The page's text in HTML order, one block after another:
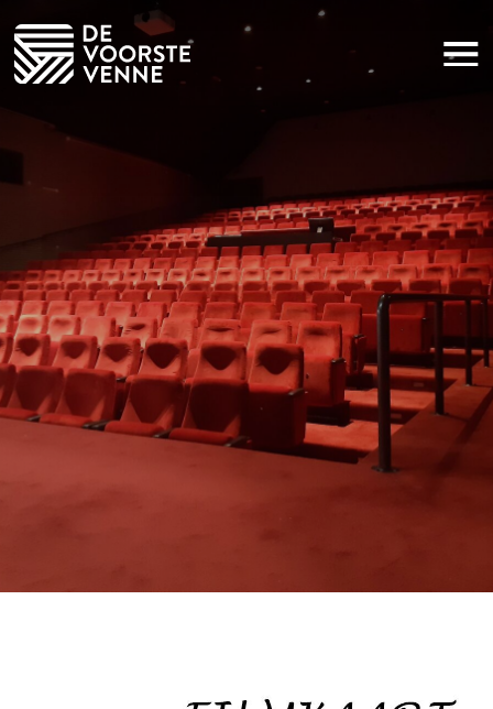
Praktische informatie
Contact
Huiskamer voor iedereen